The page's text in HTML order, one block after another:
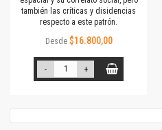
también las críticas y disidencias
respecto a este patrón.
Desde $16.800,00
- +